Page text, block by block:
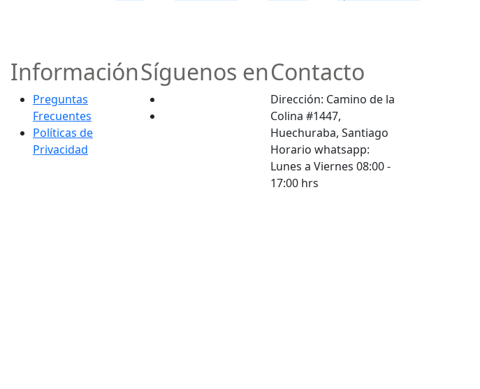
Información
Preguntas
Frecuentes
Políticas de
Privacidad
Síguenos enContacto
Dirección: Camino de la
Colina #1447,
Huechuraba, Santiago
Horario whatsapp:
Lunes a Viernes 08:00 -
17:00 hrs